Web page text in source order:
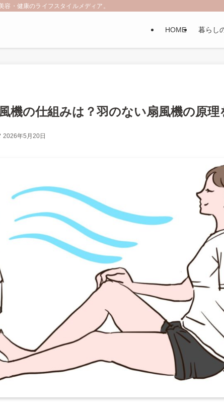
・健康のライフスタイルメディア。
HOME 暮らし
機の仕組みは？羽のない扇風機の原理
2026年5月20日